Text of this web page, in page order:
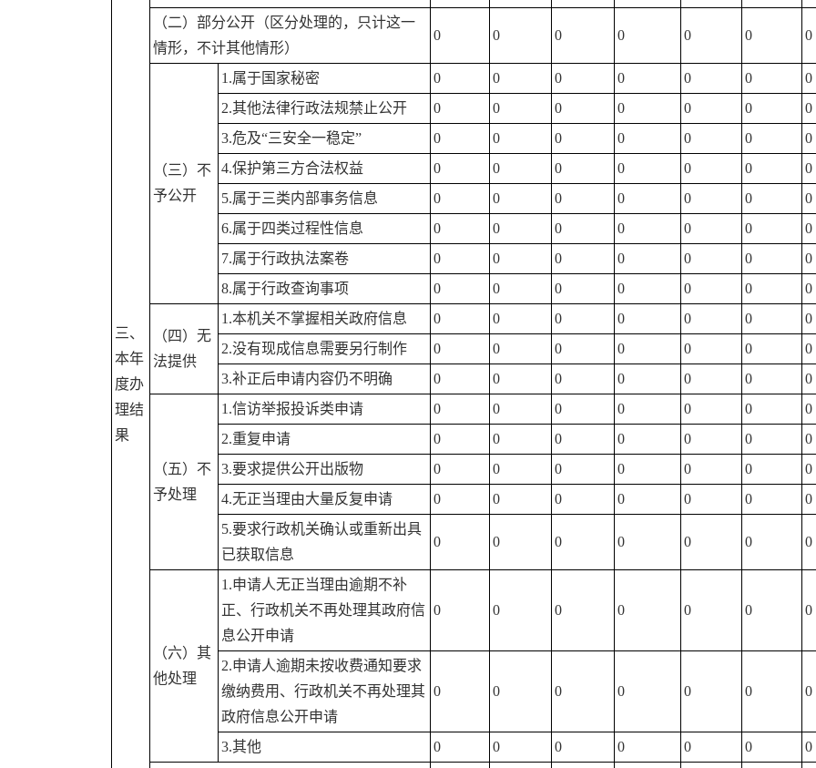
三、
本年
度办
理结
果
（二）部分公开（区分处理的，只计这一
情形，不计其他情形）
0 0 0 0 0 0 0
（三）不
予公开
1.属于国家秘密 0 0 0 0 0 0
0
2.其他法律行政法规禁止公开
0 0 0 0 0 0
0
3.危及“三安全一稳定”
0 0 0 0 0 0
0
4.保护第三方合法权益
0 0 0 0 0 0
0
5.属于三类内部事务信息
0 0 0 0 0 0
0
6.属于四类过程性信息
0 0 0 0 0 0
0
7.属于行政执法案卷
0 0 0 0 0 0
0
8.属于行政查询事项
0 0 0 0 0 0 0
（四）无
法提供
1.本机关不掌握相关政府信息 0 0 0 0 0 0
0
2.没有现成信息需要另行制作
0 0 0 0 0 0
0
3.补正后申请内容仍不明确
0 0 0 0 0 0 0
（五）不
予处理
1.信访举报投诉类申请 0 0 0 0 0 0
0
2.重复申请
0 0 0 0 0 0
0
3.要求提供公开出版物
0 0 0 0 0 0
0
4.无正当理由大量反复申请
0 0 0 0 0 0
0
5.要求行政机关确认或重新出具
已获取信息
0 0 0 0 0 0 0
（六）其
他处理
1.申请人无正当理由逾期不补
正、行政机关不再处理其政府信
息公开申请
0 0 0 0 0 0 0
2.申请人逾期未按收费通知要求
缴纳费用、行政机关不再处理其
政府信息公开申请
0 0 0 0 0 0 0
3.其他 0 0 0 0 0 0 0